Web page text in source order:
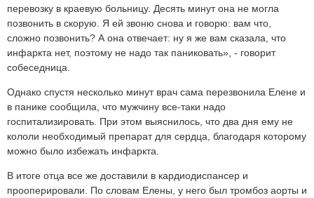
перевозку в краевую больницу. Десять минут она не могла
позвонить в скорую. Я ей звоню снова и говорю: вам что,
сложно позвонить? А она отвечает: ну я же вам сказала, что
инфаркта нет, поэтому не надо так паниковать», - говорит
собеседница.
Однако спустя несколько минут врач сама перезвонила Елене и
в панике сообщила, что мужчину все-таки надо
госпитализировать. При этом выяснилось, что два дня ему не
кололи необходимый препарат для сердца, благодаря которому
можно было избежать инфаркта.
В итоге отца все же доставили в кардиодиспансер и
прооперировали. По словам Елены, у него был тромбоз аорты и